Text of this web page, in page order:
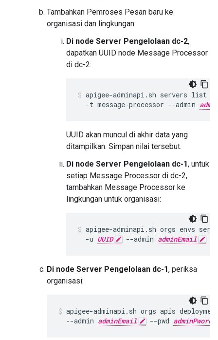
Tambahkan Pemroses Pesan baru ke
organisasi dan lingkungan:
Di node Server Pengelolaan dc-2,
dapatkan UUID node Message Processor
di dc-2:
apigee-adminapi.sh servers list
  -t message-processor --admin
UUID akan muncul di akhir data yang
ditampilkan. Simpan nilai tersebut.
Di node Server Pengelolaan dc-1, untuk
setiap Message Processor di dc-2,
tambahkan Message Processor ke
lingkungan untuk organisasi:
apigee-adminapi.sh orgs envs
  -u
UUID --admin adminEmail --
Di node Server Pengelolaan dc-1, periksa
organisasi:
apigee-adminapi.sh orgs apis
  --admin
adminEmail --pwd adminPword